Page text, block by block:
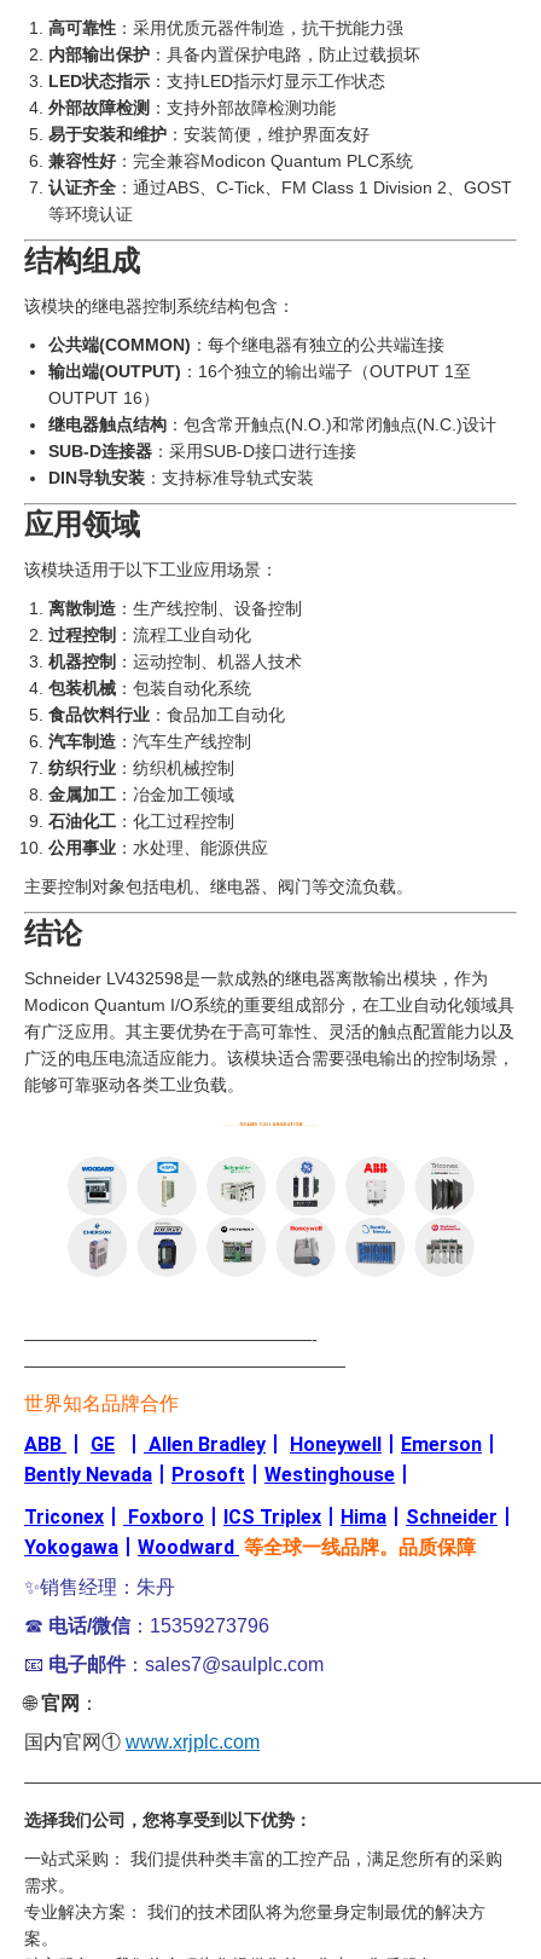
高可靠性 ：采用优质元器件制造，抗干扰能力强
内部输出保护 ：具备内置保护电路，防止过载损坏
LED状态指示 ：支持LED指示灯显示工作状态
外部故障检测 ：支持外部故障检测功能
易于安装和维护 ：安装简便，维护界面友好
兼容性好 ：完全兼容Modicon Quantum PLC系统
认证齐全 ：通过ABS、C-Tick、FM Class 1 Division 2、GOST
等环境认证
结构组成
该模块的继电器控制系统结构包含：
公共端(COMMON) ：每个继电器有独立的公共端连接
输出端(OUTPUT) ：16个独立的输出端子（OUTPUT 1至
OUTPUT 16）
继电器触点结构 ：包含常开触点(N.O.)和常闭触点(N.C.)设计
SUB-D连接器 ：采用SUB-D接口进行连接
DIN导轨安装 ：支持标准导轨式安装
应用领域
该模块适用于以下工业应用场景：
离散制造 ：生产线控制、设备控制
过程控制 ：流程工业自动化
机器控制 ：运动控制、机器人技术
包装机械 ：包装自动化系统
食品饮料行业 ：食品加工自动化
汽车制造 ：汽车生产线控制
纺织行业 ：纺织机械控制
金属加工 ：冶金加工领域
石油化工 ：化工过程控制
公用事业 ：水处理、能源供应
主要控制对象包括电机、继电器、阀门等交流负载。
结论
Schneider LV432598是一款成熟的继电器离散输出模块，作为
Modicon Quantum I/O系统的重要组成部分，在工业自动化领域具
有广泛应用。其主要优势在于高可靠性、灵活的触点配置能力以及
广泛的电压电流适应能力。该模块适合需要强电输出的控制场景，
能够可靠驱动各类工业负载。
—————————————————-
———————————————————
世界知名品牌合作
ABB GE Allen Bradley Honeywell Emerson
Bently Nevada
Prosoft Westinghouse
Triconex
Foxboro ICS Triplex Hima Schneider
Yokogawa
Woodward 等全球一线品牌。品质保障
✨销售经理：朱丹
☎ 电话/微信：15359273796
📧 电子邮件：sales7@saulplc.com
🌐官网 ：
国内官网① www.xrjplc.com
选择我们公司，您将享受到以下优势：
一站式采购： 我们提供种类丰富的工控产品，满足您所有的采购
需求。
专业解决方案： 我们的技术团队将为您量身定制最优的解决方
案。